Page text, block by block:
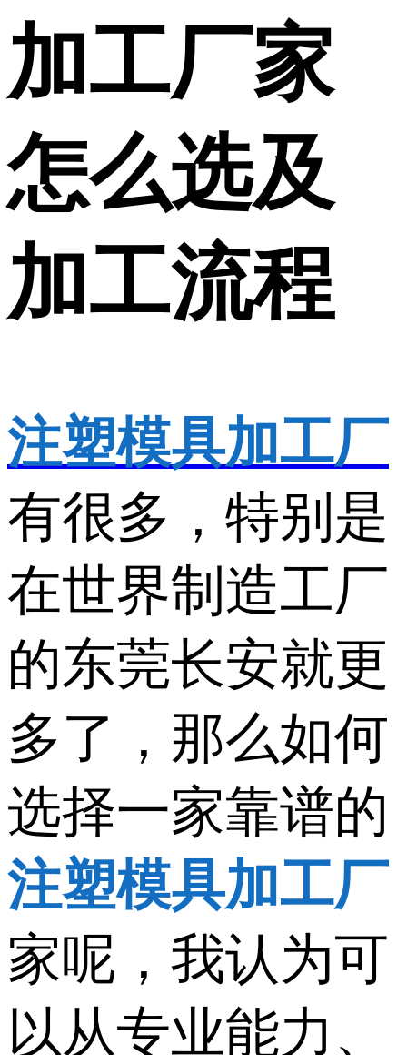
加工厂家
怎么选及
加工流程
注塑模具加工厂
有很多，特别是
在世界制造工厂
的东莞长安就更
多了，那么如何
选择一家靠谱的
注塑模具加工厂
家呢，我认为可
以从专业能力、